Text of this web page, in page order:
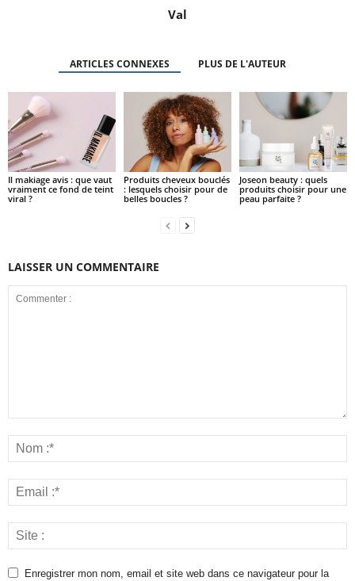
Val
ARTICLES CONNEXES PLUS DE L'AUTEUR
Il makiage avis : que vaut
vraiment ce fond de teint
viral ?
Produits cheveux bouclés
: lesquels choisir pour de
belles boucles ?
Joseon beauty : quels
produits choisir pour une
peau parfaite ?
LAISSER UN COMMENTAIRE
Enregistrer mon nom, email et site web dans ce navigateur pour la